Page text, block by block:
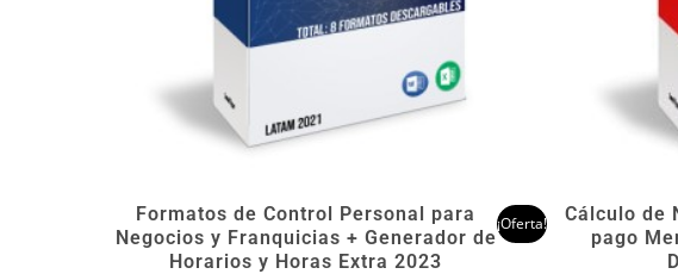
Formatos de Control Personal para
Negocios y Franquicias + Generador de
Horarios y Horas Extra 2023
¡Oferta!
Cálculo de
pago